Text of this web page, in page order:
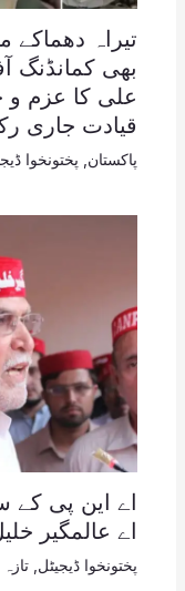
تیراہ
بھی کمانڈنگ
علی کا عزم و
قیادت جاری
پاکستان پختونخوا
اے این پی کے
اے عالمگیر
پختونخوا ڈیجیٹل